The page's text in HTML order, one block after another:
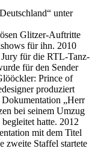
unter
Glitzer-Auftritte
für ihn. 2010
für die RTL-Tanz-
für den Sender
Prince of
produziert
„Herr
bei seinem Umzug
hatte. 2012
mit dem Titel
zweite Staffel startete